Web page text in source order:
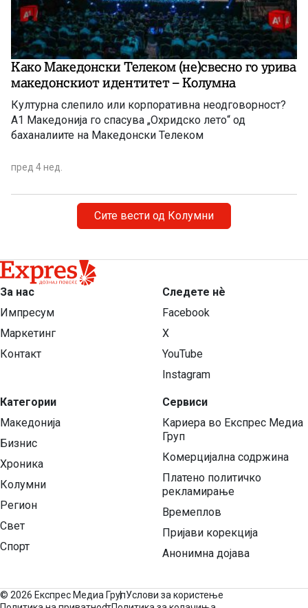
Како Македонски Телеком (не)свесно го урива
македонскиот идентитет – Колумна
Културна слепило или корпоративна неодговорност?
А1 Македонија го спасува „Охридско лето“ од
баханалиите на Македонски Телеком
пред 4 нед.
Сите вести од Колумни
За нас
Импресум
Маркетинг
Контакт
Категории
Македонија
Бизнис
Хроника
Колумни
Регион
Свет
Спорт
Следете нѐ
Facebook
X
YouTube
Instagram
Сервиси
Кариера во Експрес Медиа
Груп
Комерцијална содржина
Платено политичко
рекламирање
Времеплов
Пријави корекција
Анонимна дојава
© 2026 Експрес Медиа ГрупУслови за користење